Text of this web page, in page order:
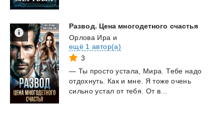
Развод. Цена многодетного счастья
Орлова Ира и
ещё 1 автор(а)
3
— Ты просто устала, Мира. Тебе надо
отдохнуть.
Как и мне. Я тоже очень
сильно устал от тебя. От в...